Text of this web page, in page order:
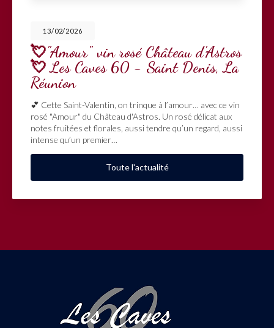
13/02/2026
💘"Amour" vin rosé Château d'Astros
💘 Les Caves 60 - Saint Denis, La
Réunion
💕 Cette Saint-Valentin, on trinque à l’amour… avec ce vin
rosé "Amour" du Château d'Astros. Un rosé délicat aux
notes fruitées et florales, aussi tendre qu’un regard, aussi
intense qu’un premier…
Toute l'actualité